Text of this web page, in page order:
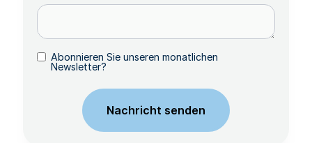
Abonnieren Sie unseren monatlichen
Newsletter?